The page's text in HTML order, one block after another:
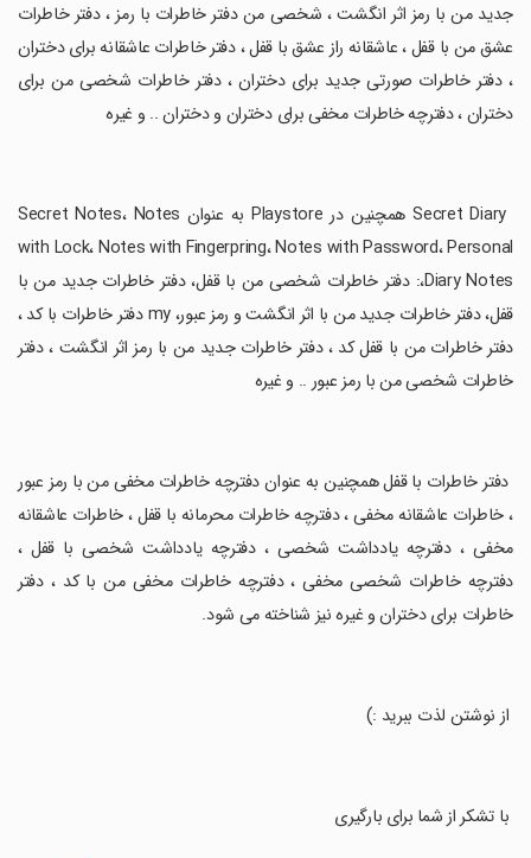
جدید من با رمز اثر انگشت ، شخصی من دفتر خاطرات با رمز ، دفتر خاطرات
عشق من با قفل ، عاشقانه راز عشق با قفل ، دفتر خاطرات عاشقانه برای دختران
، دفتر خاطرات صورتی جدید برای دختران ، دفتر خاطرات شخصی من برای
دختران ، دفترچه خاطرات مخفی برای دختران و دختران .. و غیره
‏ Secret Diary همچنین در Playstore به عنوان Secret Notes، Notes
with Lock، Notes with Fingerpring، Notes with Password، Personal
Diary Notes،: دفتر خاطرات شخصی من با قفل، دفتر خاطرات جدید من با
قفل، دفتر خاطرات جدید من با اثر انگشت و رمز عبور، my دفتر خاطرات با کد ،
دفتر خاطرات من با قفل کد ، دفتر خاطرات جدید من با رمز اثر انگشت ، دفتر
خاطرات شخصی من با رمز عبور .. و غیره
‏ دفتر خاطرات با قفل همچنین به عنوان دفترچه خاطرات مخفی من با رمز عبور
، خاطرات عاشقانه مخفی ، دفترچه خاطرات محرمانه با قفل ، خاطرات عاشقانه
مخفی ، دفترچه یادداشت شخصی ، دفترچه یادداشت شخصی با قفل ،
دفترچه خاطرات شخصی مخفی ، دفترچه خاطرات مخفی من با کد ، دفتر
خاطرات برای دختران و غیره نیز شناخته می شود.
‏ از نوشتن لذت ببرید :)
‏ با تشکر از شما برای بارگیری